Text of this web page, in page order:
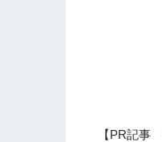
【PR記事